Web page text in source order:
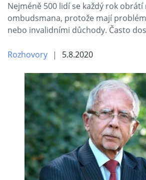
Nejméně 500 lidí se každý rok obrátí
ombudsmana, protože mají
nebo invalidními důchody. Často
Rozhovory 5.8.2020